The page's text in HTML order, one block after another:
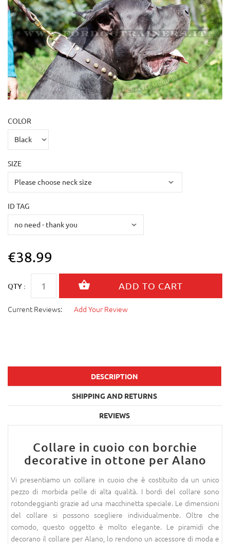
COLOR
SIZE
ID TAG
€38.99
QTY :
Current Reviews: Add Your Review
DESCRIPTION
SHIPPING AND RETURNS
REVIEWS
Collare in cuoio con borchie
decorative in ottone per Alano
Vi presentiamo un collare in cuoio che è costituito da un unico
pezzo di morbida pelle di alta qualità. I bordi del collare sono
rotondeggianti grazie ad una macchinetta speciale. Le dimensioni
del collare si possono scegliere individualmente. Oltre che
comodo, questo oggetto è molto elegante. Le piramidi che
decorano il collare per Alano, lo rendono un accessore di moda e